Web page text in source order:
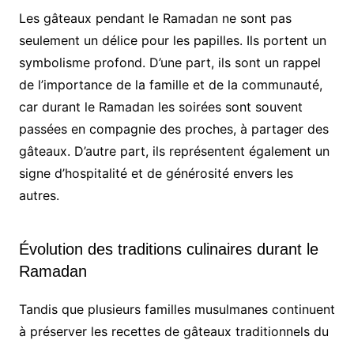
Les gâteaux pendant le Ramadan ne sont pas
seulement un délice pour les papilles. Ils portent un
symbolisme profond. D’une part, ils sont un rappel
de l’importance de la famille et de la communauté,
car durant le Ramadan les soirées sont souvent
passées en compagnie des proches, à partager des
gâteaux. D’autre part, ils représentent également un
signe d’hospitalité et de générosité envers les
autres.
Évolution des traditions culinaires durant le
Ramadan
Tandis que plusieurs familles musulmanes continuent
à préserver les recettes de gâteaux traditionnels du